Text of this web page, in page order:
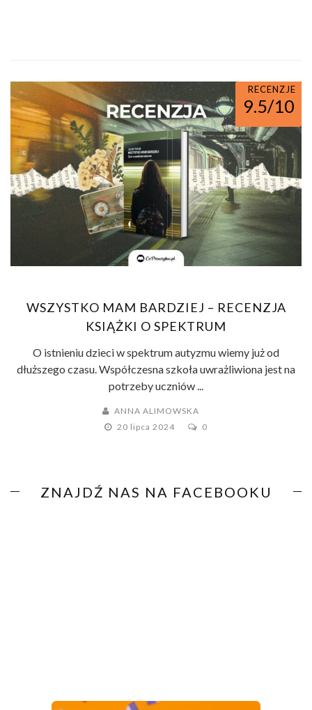
RECENZJE
9.5/10
WSZYSTKO MAM BARDZIEJ – RECENZJA
KSIĄŻKI O SPEKTRUM
O istnieniu dzieci w spektrum autyzmu wiemy już od
dłuższego czasu. Współczesna szkoła uwrażliwiona jest na
potrzeby uczniów ...
ANNA ALIMOWSKA
20 lipca 2024
0
ZNAJDŹ NAS NA FACEBOOKU